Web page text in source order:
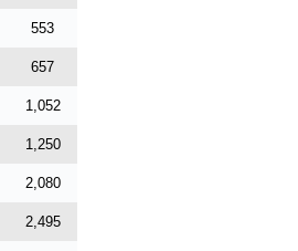
553
657
1,052
1,250
2,080
2,495